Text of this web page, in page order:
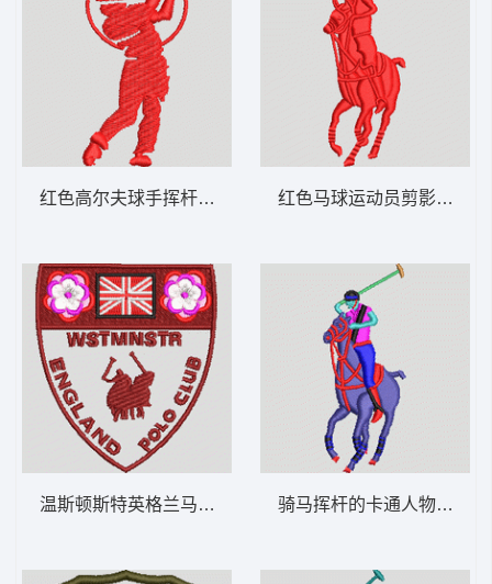
红色高尔夫球手挥杆剪影 保罗 骑马 polo 男
温斯顿斯特英格兰马球俱乐部徽章 保罗 骑马
红色马球运动员剪影 保罗
骑马挥杆的卡通人物 保罗